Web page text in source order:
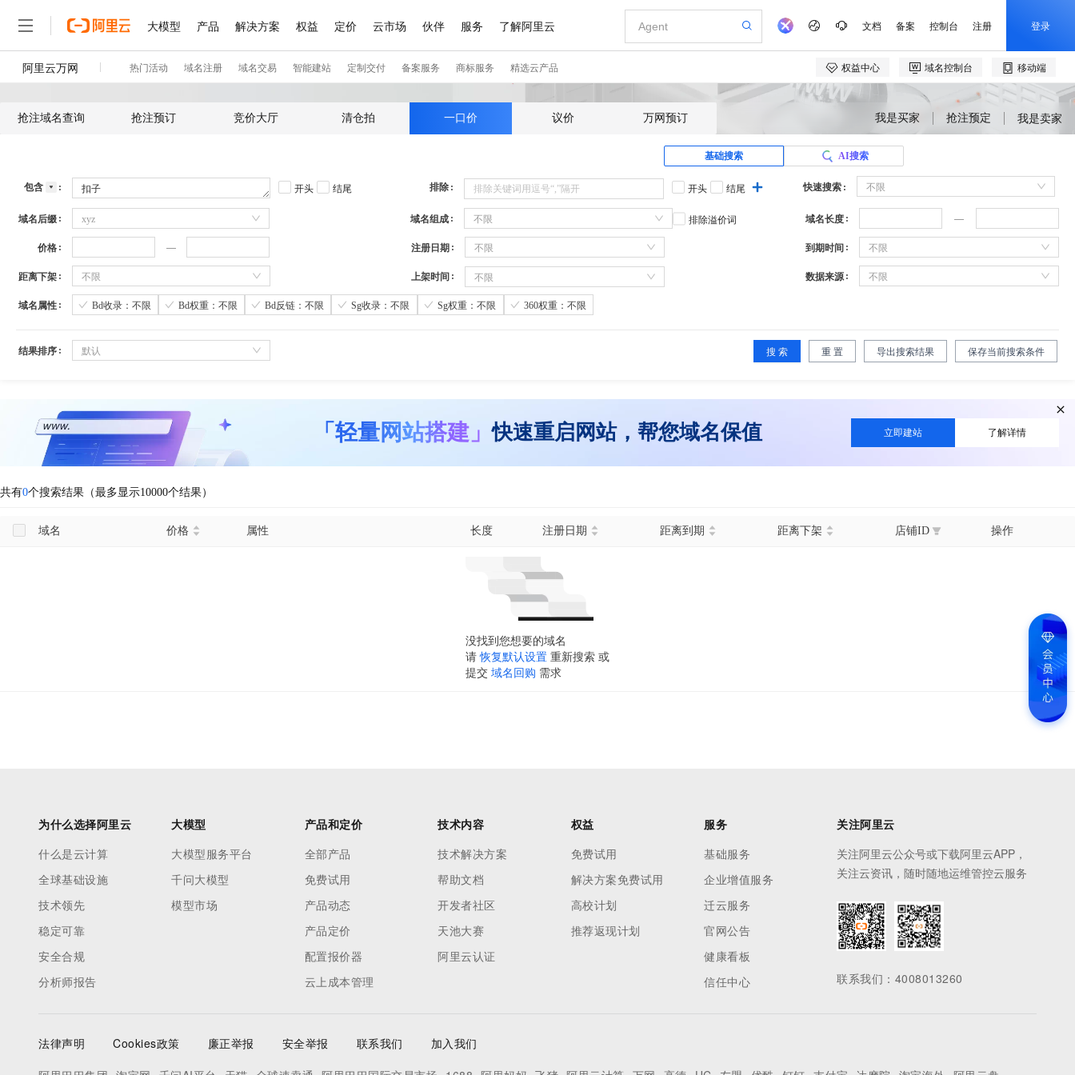
抢注域名查询 抢注预订 竞价大厅 清仓拍 一口价 议价 万网预订 我是买家 抢注预定 我是卖家
基础搜索 AI搜索
包含 开头 结尾 排除 开头 结尾 快速搜索 不限
域名后缀 xyz 域名组成 不限 排除溢价词 域名长度
价格 注册日期 不限 到期时间 不限
距离下架 不限 上架时间 不限 数据来源 不限
域名属性 Bd收录：不限 Bd权重：不限 Bd反链：不限 Sg收录：不限 Sg权重：不限 360权重：不限
结果排序 默认 搜 索 重 置 导出搜索结果 保存当前搜索条件
「轻量网站搭建」快速重启网站，帮您域名保值 立即建站 了解详情
共有0个搜索结果（最多显示10000个结果）
域名 价格 属性 长度 注册日期 距离到期 距离下架 店铺ID 操作
没找到您想要的域名
请 恢复默认设置 重新搜索 或
提交 域名回购 需求